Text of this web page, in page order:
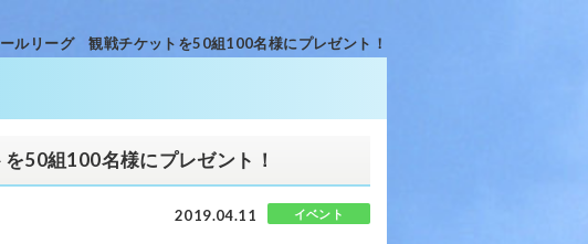
ルリーグ 観戦チケットを50組100名様にプレゼント！
50組100名様にプレゼント！
2019.04.11 イベント